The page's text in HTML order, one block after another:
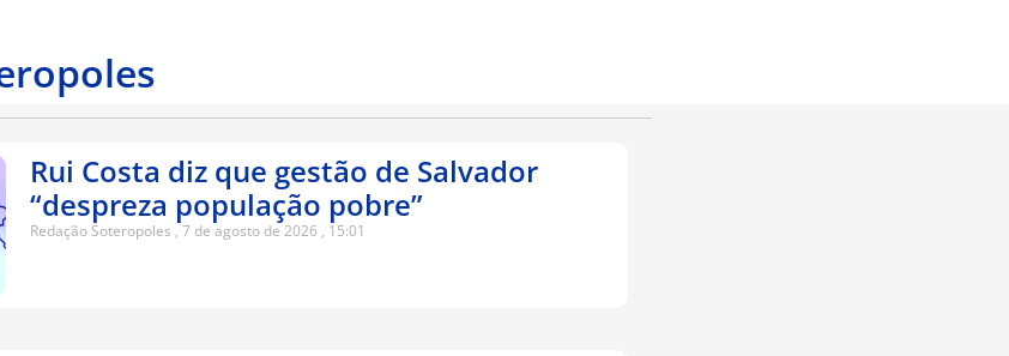
Rui Costa diz que gestão de Salvador
“despreza população pobre”
Redação Soteropoles 7 de agosto de 2026 15:01